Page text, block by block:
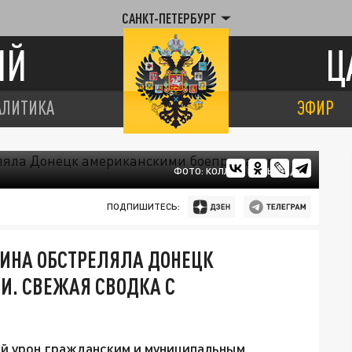
САНКТ-ПЕТЕРБУРГ
ЭФИР
ФОТО: КОЛЛАЖ ЦАРЬГРАДА
ПОДПИШИТЕСЬ:
ОБСТРЕЛЯЛА ДОНЕЦК
СВЕЖАЯ СВОДКА С
урон гражданским и муниципальным